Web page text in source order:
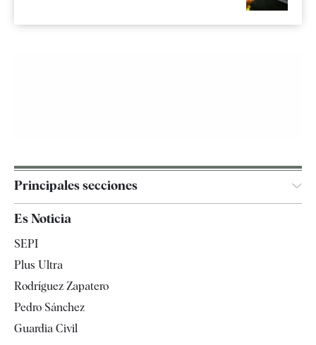
Principales secciones
España
Televisión
Es Noticia
SEPI
Plus Ultra
Rodríguez Zapatero
Pedro Sánchez
Guardia Civil